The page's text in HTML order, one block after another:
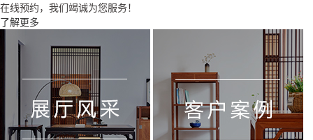
在线预约，我们竭诚为您服务！
了解更多